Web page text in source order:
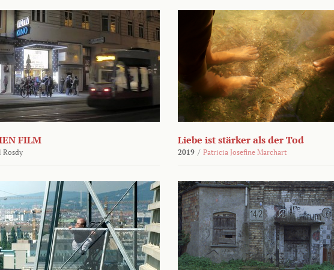
FILM
Rosdy
Liebe ist stärker als der Tod
2019 / Patricia Josefine Marchart